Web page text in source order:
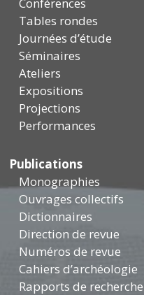
Tables rondes
Journées d’étude
Séminaires
Ateliers
Expositions
Projections
Performances
Publications
Monographies
Ouvrages collectifs
Dictionnaires
Direction de revue
Numéros de revue
Cahiers d’archéologie
Rapports de recherche